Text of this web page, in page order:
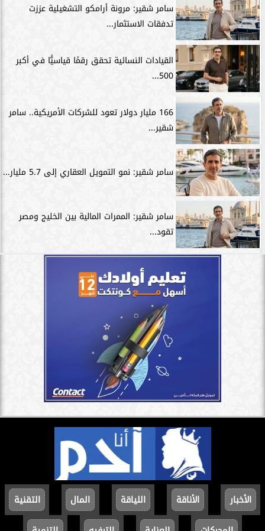
سامر شقير: مرونة أرامكو التشغيلية عززت
تدفقات الاستثمار...
القيادات النسائية تحقق رقمًا قياسيًّا في أكبر
500...
166 مليار دولار تعود للشركات الأمريكية.. سامر
شقير...
سامر شقير: نمو التمويل العقاري إلى 5.7 مليار...
سامر شقير: الممرات المالية بين الخليج ومصر
تقود...
الأخبار الأناقة اللياقة المال
التقنية